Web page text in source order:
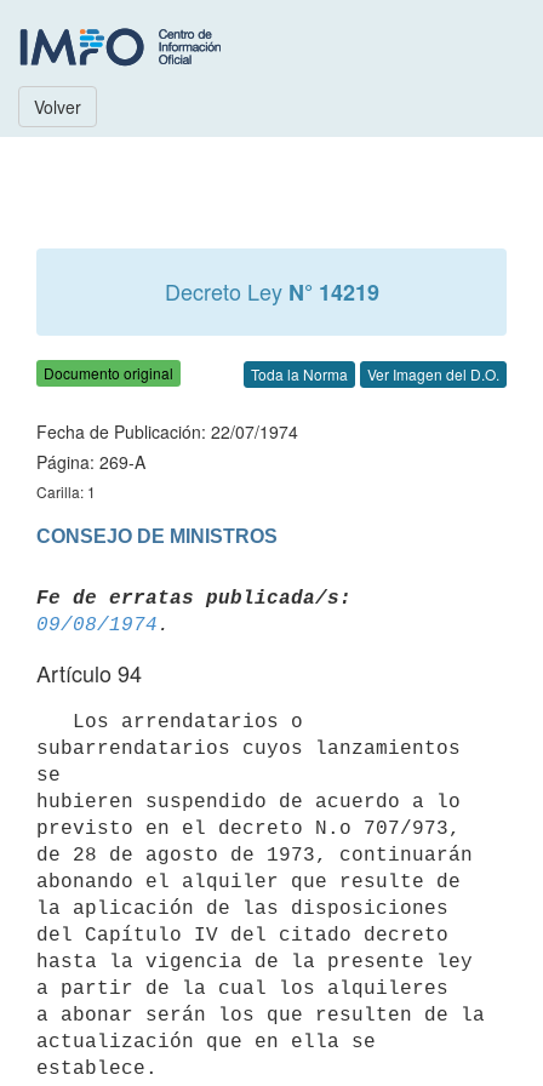
Volver
Decreto Ley N° 14219
Documento original Toda la Norma Ver Imagen del D.O.
Fecha de Publicación: 22/07/1974
Página: 269-A
Carilla: 1
CONSEJO DE MINISTROS
Fe de erratas publicada/s:
09/08/1974
Artículo 94
subarrendatarios cuyos lanzamientos
se
hubieren suspendido de acuerdo a lo
previsto en el decreto N.o 707/973,
de 28 de agosto de 1973, continuarán
abonando el alquiler que resulte de
la aplicación de las disposiciones
del Capítulo IV del citado decreto
hasta la vigencia de la presente ley
a partir de la cual los alquileres
a abonar serán los que resulten de la
actualización que en ella se
establece.